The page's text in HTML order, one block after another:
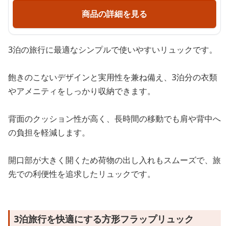
商品の詳細を見る
3泊の旅行に最適なシンプルで使いやすいリュックです。
飽きのこないデザインと実用性を兼ね備え、3泊分の衣類
やアメニティをしっかり収納できます。
背面のクッション性が高く、長時間の移動でも肩や背中へ
の負担を軽減します。
開口部が大きく開くため荷物の出し入れもスムーズで、旅
先での利便性を追求したリュックです。
3泊旅行を快適にする方形フラップリュック